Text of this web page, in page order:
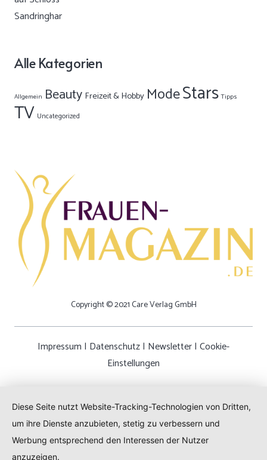
Alle Kategorien
Allgemein Beauty Freizeit & Hobby ModeStars Tipps
TV Uncategorized
Copyright © 2021 Care Verlag GmbH
Impressum | Datenschutz| Newsletter| Cookie-
Einstellungen
Diese Seite nutzt Website-Tracking-Technologien von Dritten,
um ihre Dienste anzubieten, stetig zu verbessern und
Werbung entsprechend den Interessen der Nutzer
anzuzeigen.